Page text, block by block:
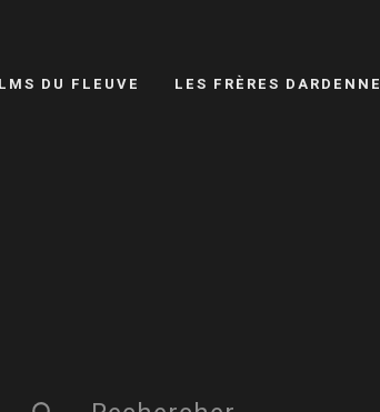
DU FLEUVE LES FRÈRES DARDENNE